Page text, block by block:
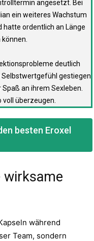
angesetzt. Bei
ein weiteres Wachstum
hatte ordentlich an Länge
deutlich
Selbstwertgefühl gestiegen
an ihrem Sexleben.
voll überzeugen.
besten Eroxel
wirksame
während
Team, sondern